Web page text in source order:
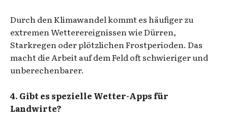
Durch den Klimawandel kommt es häufiger zu
extremen Wetterereignissen wie Dürren,
Starkregen oder plötzlichen Frostperioden. Das
macht die Arbeit auf dem Feld oft schwieriger und
unberechenbarer.
4. Gibt es spezielle Wetter-Apps für
Landwirte?